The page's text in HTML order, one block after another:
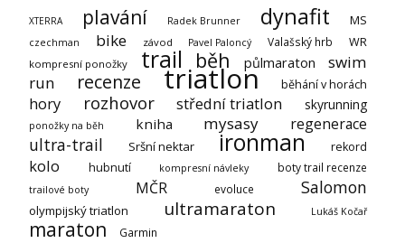
XTERRA plavání Radek Brunner dynafit MS
czechman bike závod Pavel Paloncý Valašský hrb WR
kompresní ponožky trail běh půlmaraton
swim
run
recenze triatlon běhání v horách
hory rozhovor střední triatlon skyrunning
ponožky na běh kniha mysasy regenerace
ultra-trail Sršní nektar ironman rekord
kolo hubnutí kompresní návleky boty trail recenze
trailové boty MČR evoluce Salomon
olympijský triatlon ultramaraton Lukáš Kočař
maraton Garmin